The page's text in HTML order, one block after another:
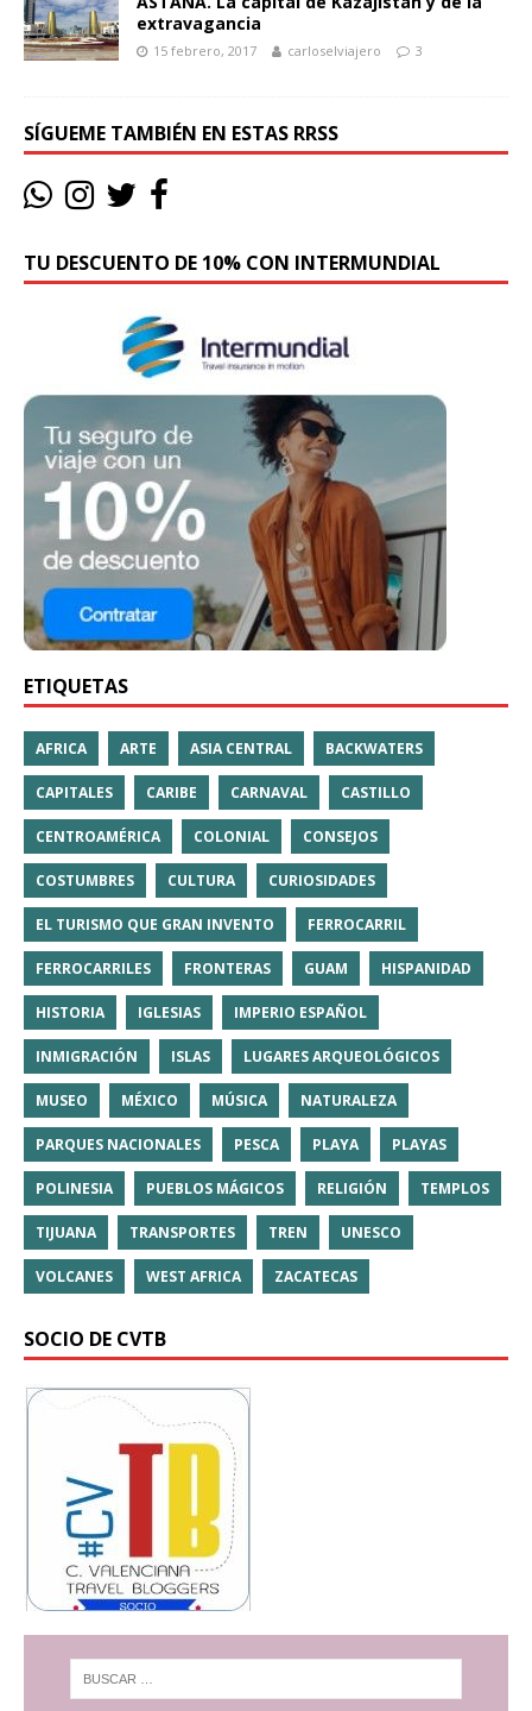
extravagancia
15 febrero, 2017 carloselviajero 3
SÍGUEME TAMBIÉN EN ESTAS RRSS
TU DESCUENTO DE 10% CON INTERMUNDIAL
ETIQUETAS
AFRICA ARTE ASIA CENTRAL BACKWATERS
CAPITALES CARIBE CARNAVAL CASTILLO
CENTROAMÉRICA COLONIAL CONSEJOS
COSTUMBRES CULTURA CURIOSIDADES
EL TURISMO QUE GRAN INVENTO FERROCARRIL
FERROCARRILES FRONTERAS GUAM HISPANIDAD
HISTORIA IGLESIAS IMPERIO ESPAÑOL
INMIGRACIÓN ISLAS LUGARES ARQUEOLÓGICOS
MUSEO MÉXICO MÚSICA NATURALEZA
PARQUES NACIONALES PESCA PLAYA PLAYAS
POLINESIA PUEBLOS MÁGICOS RELIGIÓN TEMPLOS
TIJUANA TRANSPORTES TREN UNESCO
VOLCANES WEST AFRICA ZACATECAS
SOCIO DE CVTB